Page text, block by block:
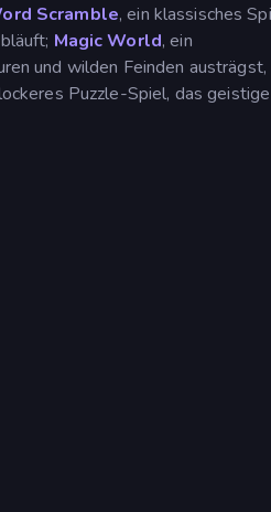
Scramble, ein klassisches
Magic World, ein
und wilden Feinden austrägst,
Puzzle-Spiel, das geistige